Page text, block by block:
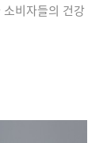
비자들의 건강